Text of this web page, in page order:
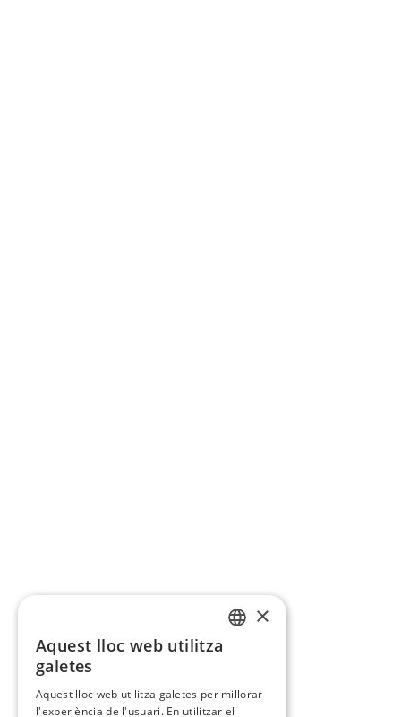
×
Aquest lloc web utilitza
galetes
Aquest lloc web utilitza galetes per millorar
l'experiència de l'usuari. En utilitzar el